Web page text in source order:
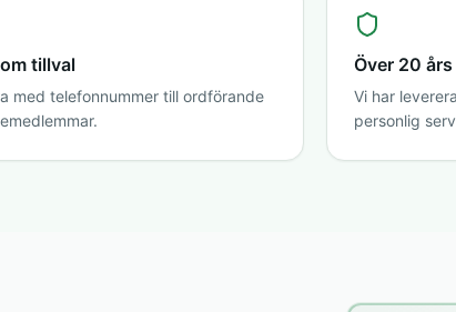
tillval
med telefonnummer till ordförande
Över 20
Vi har
personlig